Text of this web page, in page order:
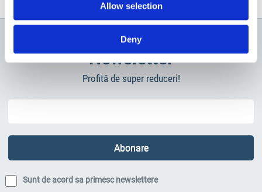
Allow selection
Deny
Newsletter
Profită de super reduceri!
Sunt de acord sa primesc newslettere